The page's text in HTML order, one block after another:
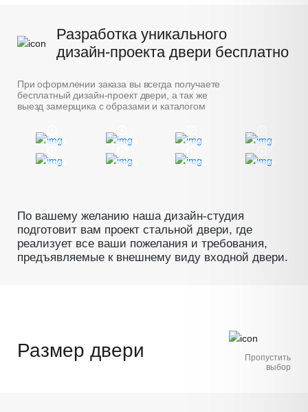
Разработка уникального
дизайн-проекта двери бесплатно
При оформлении заказа вы всегда получаете
бесплатный дизайн-проект двери, а так же
выезд замерщика с образами и каталогом
Пример Пример Пример Пример
Пример Пример Пример Пример
По вашему желанию наша дизайн-студия
подготовит вам проект стальной двери, где
реализует все ваши пожелания и требования,
предъявляемые к внешнему виду входной двери.
Размер двери
Пропустить
выбор